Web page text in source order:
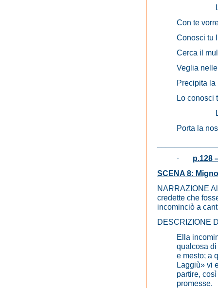
Con te
Conosci tu
Cerca il
Veglia
Precipita la
Lo conosci
Porta la
· p.128
SCENA 8:
NARRAZIONE
credette che
incominciò a
DESCRIZIONE
Ella
qualcosa di
e mesto; a
Laggiù» vi
partire,
promesse.